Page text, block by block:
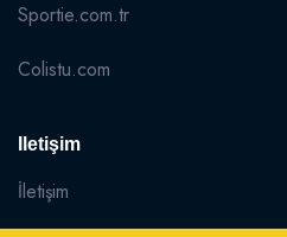
Sportie.com.tr
Colistu.com
Iletişim
İletişim